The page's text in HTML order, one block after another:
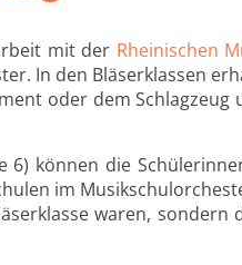
mit der Rheinischen
In den Bläserklassen
oder dem
6) können die
im
waren, sondern